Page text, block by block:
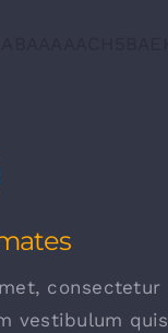
consectetur
vestibulum quis